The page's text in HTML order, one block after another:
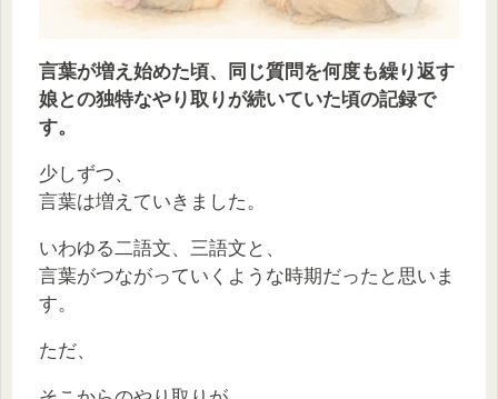
言葉が増え始めた頃、同じ質問を何度も繰り返す
娘との独特なやり取りが続いていた頃の記録で
す。
少しずつ、
言葉は増えていきました。
いわゆる二語文、三語文と、
言葉がつながっていくような時期だったと思いま
す。
ただ、